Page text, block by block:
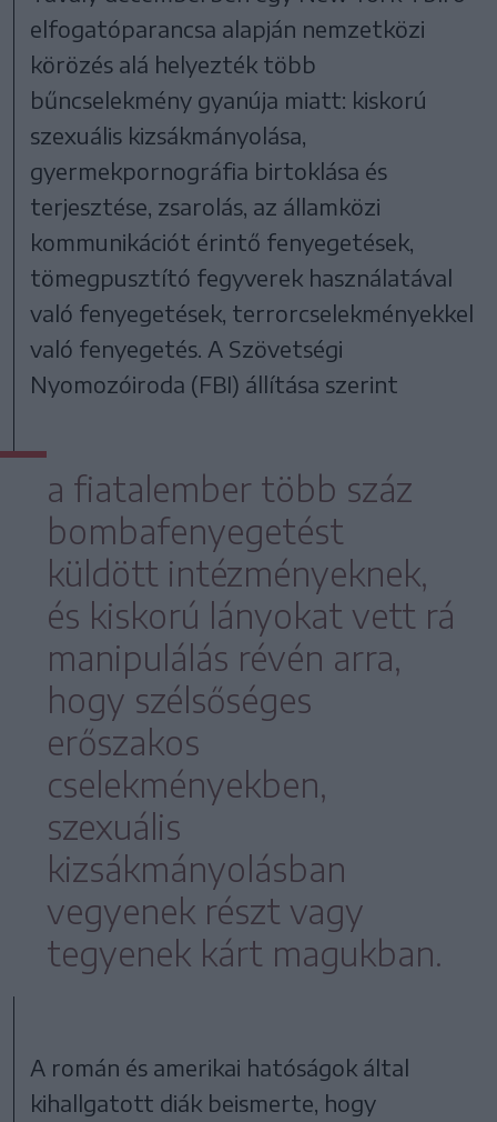
elfogatóparancsa alapján nemzetközi
körözés alá helyezték több
bűncselekmény gyanúja miatt: kiskorú
szexuális kizsákmányolása,
gyermekpornográfia birtoklása és
terjesztése, zsarolás, az államközi
kommunikációt érintő fenyegetések,
tömegpusztító fegyverek használatával
való fenyegetések, terrorcselekményekkel
való fenyegetés. A Szövetségi
Nyomozóiroda (FBI) állítása szerint
a fiatalember több száz
bombafenyegetést
küldött intézményeknek,
és kiskorú lányokat vett rá
manipulálás révén arra,
hogy szélsőséges
erőszakos
cselekményekben,
szexuális
kizsákmányolásban
vegyenek részt vagy
tegyenek kárt magukban.
A román és amerikai hatóságok által
kihallgatott diák beismerte, hogy